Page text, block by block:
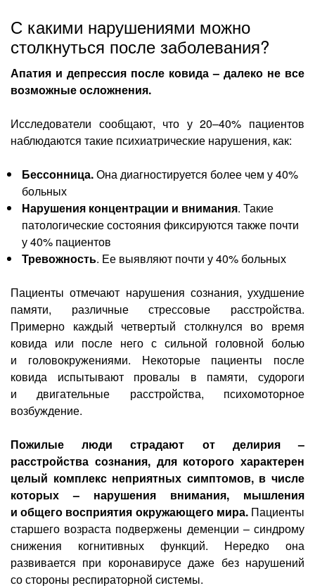
С какими нарушениями можно
столкнуться после заболевания?
Апатия и депрессия после ковида – далеко не все
возможные осложнения.
Исследователи сообщают, что у 20–40% пациентов
наблюдаются такие психиатрические нарушения, как:
Бессонница.Она диагностируется более чем у 40%
больных
Нарушения концентрации и внимания. Такие
патологические состояния фиксируются также почти
у 40% пациентов
Тревожность. Ее выявляют почти у 40% больных
Пациенты отмечают нарушения сознания, ухудшение
памяти, различные стрессовые расстройства.
Примерно каждый четвертый столкнулся во время
ковида или после него с сильной головной болью
и головокружениями. Некоторые пациенты после
ковида испытывают провалы в памяти, судороги
и двигательные расстройства, психомоторное
возбуждение.
Пожилые люди страдают от делирия –
расстройства сознания, для которого характерен
целый комплекс неприятных симптомов, в числе
которых – нарушения внимания, мышления
и общего восприятия окружающего мира. Пациенты
старшего возраста подвержены деменции – синдрому
снижения когнитивных функций. Нередко она
развивается при коронавирусе даже без нарушений
со стороны респираторной системы.